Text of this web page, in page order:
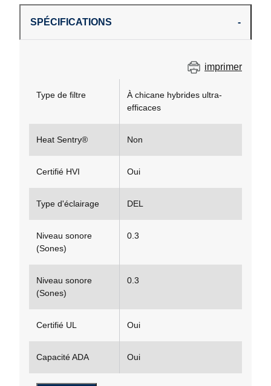
SPÉCIFICATIONS
imprimer
Type de filtre
À chicane hybrides ultra-
efficaces
Heat Sentry® Non
Certifié HVI Oui
Type d'éclairage DEL
Niveau sonore
(Sones)
0.3
Niveau sonore
(Sones)
0.3
Certifié UL Oui
Capacité ADA Oui